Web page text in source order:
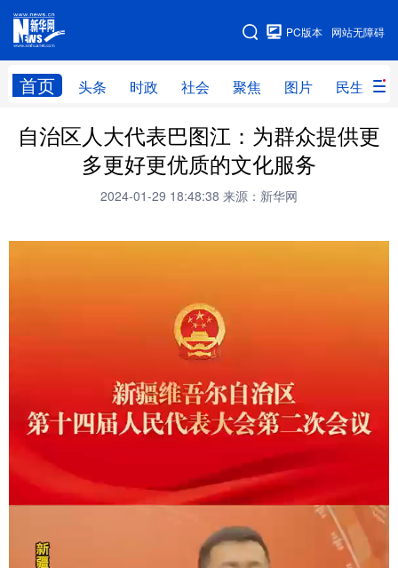
网站无障碍
PC版本
首页 头条 时政 社会 聚焦 图片 民生
网站地图
头条 时政 社会 聚焦
民生 访谈
服务
云游新疆 云端悦读 云看书画 光影新疆
天津 河北
辽宁 吉林 上海 江苏
浙江 福建
山东 河南 湖北 湖南
广东 海南 重庆
自治区人大代表巴图江：为群众提供更
多更好更优质的文化服务
2024-01-29 18:48:38 来源：新华网